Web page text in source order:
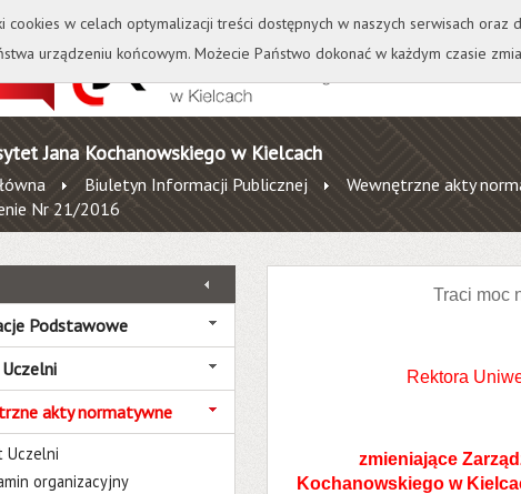
Kontakt Biblioteka Wydawnictwo Wirtualna Uczelnia
Jana Kochanowskiego w Kielcach
Biuletyn Informacji Publicznej Wewnętrzne akty
Nr 21/2016
Podstawowe
Uczelni
akty normatywne
Uczelni
organizacyjny
Traci moc
Rektora
zmieniające
Kochanowskiego w
cookies w celach optymalizacji treści dostępnych w naszych serwisach
urządzeniu końcowym. Możecie Państwo dokonać w każdym czasie